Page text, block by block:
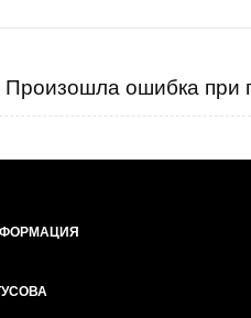
Произошла ошибка при